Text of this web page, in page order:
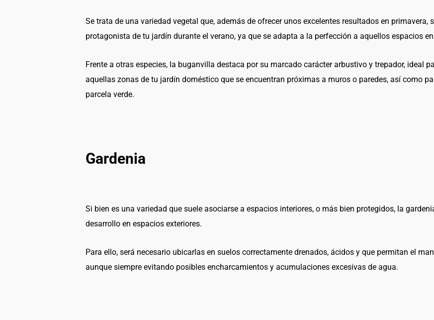
Se trata de una variedad vegetal que, además de ofrecer unos excelentes resultados en primavera,
protagonista de tu jardín durante el verano, ya que se adapta a la perfección a aquellos espacios
Frente a otras especies, la buganvilla destaca por su marcado carácter arbustivo y trepador, ideal
aquellas zonas de tu jardín doméstico que se encuentran próximas a muros o paredes, así como
parcela verde.
Gardenia
Si bien es una variedad que suele asociarse a espacios interiores, o más bien protegidos, la
desarrollo en espacios exteriores.
Para ello, será necesario ubicarlas en suelos correctamente drenados, ácidos y que permitan el
aunque siempre evitando posibles encharcamientos y acumulaciones excesivas de agua.